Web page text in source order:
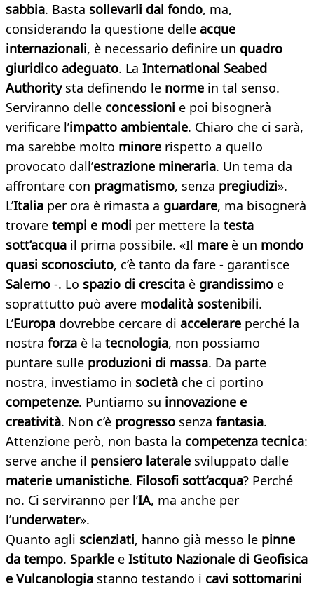
sabbia. Basta sollevarli dal fondo, ma,
considerando la questione delle acque
internazionali, è necessario definire un quadro
giuridico adeguato. La International Seabed
Authoritysta definendo le norme in tal senso.
Serviranno delle concessioni e poi bisognerà
verificare l’impatto ambientale. Chiaro che ci sarà,
ma sarebbe molto minore rispetto a quello
provocato dall’estrazione mineraria. Un tema da
affrontare con pragmatismo, senza pregiudizi».
L’Italia per ora è rimasta a guardare, ma bisognerà
trovare tempi e modi per mettere la testa
sott’acqua il prima possibile. «Il mare è un mondo
quasi sconosciuto, c’è tanto da fare - garantisce
Salerno -. Lo spazio di crescita è grandissimo e
soprattutto può avere modalità sostenibili.
L’Europa dovrebbe cercare di accelerare perché la
nostra forza è la tecnologia, non possiamo
puntare sulle produzioni di massa. Da parte
nostra, investiamo in società che ci portino
competenze. Puntiamo su innovazione e
creatività. Non c’è progresso senza fantasia.
Attenzione però, non basta la competenza tecnica:
serve anche il pensiero laterale sviluppato dalle
materie umanistiche. Filosofi sott’acqua? Perché
no. Ci serviranno per l’IA, ma anche per
l’underwater».
Quanto agli scienziati, hanno già messo le pinne
da tempo. Sparkle e Istituto Nazionale di Geofisica
e Vulcanologia stanno testando i cavi sottomarini